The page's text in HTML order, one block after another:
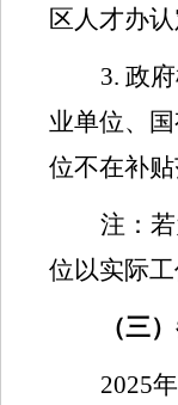
区人才办
3. 政
业单位、
位不在补贴
注：
位以实际工
（三
2025年